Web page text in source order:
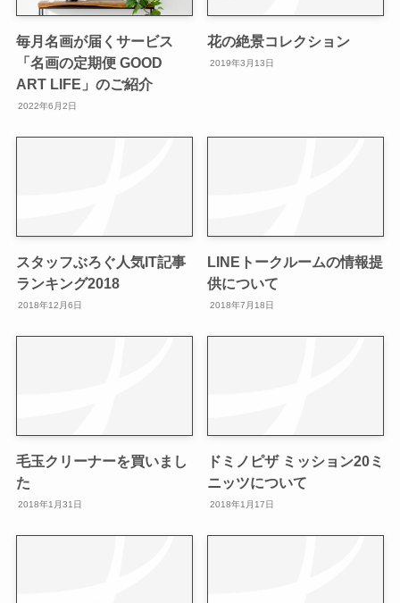
毎月名画が届くサービス
「名画の定期便 GOOD
ART LIFE」のご紹介
2022年6月2日
花の絶景コレクション
2019年3月13日
スタッフぶろぐ人気IT記事
ランキング2018
2018年12月6日
LINEトークルームの情報提
供について
2018年7月18日
毛玉クリーナーを買いまし
た
2018年1月31日
ドミノピザ ミッション20ミ
ニッツについて
2018年1月17日